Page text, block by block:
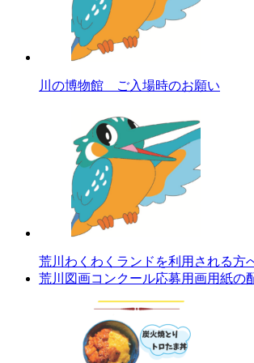
川の博物館 ご入場時のお願い
荒川わくわくランドを利用される方
荒川図画コンクール応募用画用紙の